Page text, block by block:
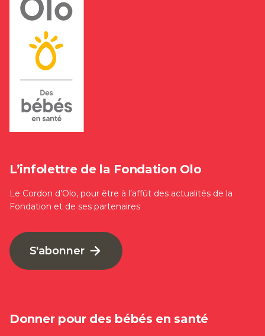
L’infolettre de la Fondation Olo
Le Cordon d’Olo, pour être à l’affût des actualités de la
Fondation et de ses partenaires
S'abonner
Donner pour des bébés en santé